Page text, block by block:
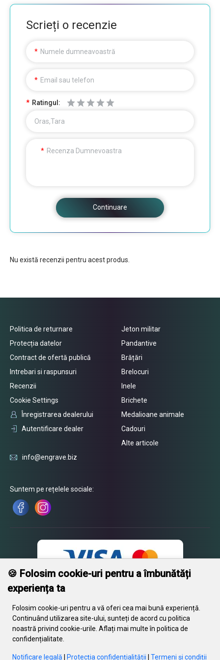
Scrieți o recenzie
Numele dumneavoastră
Email sau telefon
Ratingul:
Oras,Tara
Recenza Dumnevoastra
Continuare
Nu există recenzii pentru acest produs.
Politica de returnare
Protecția datelor
Contract de ofertă publică
Intrebari si raspunsuri
Recenzii
Cookie Settings
Înregistrarea dealerului
Autentificare dealer
Jeton militar
Pandantive
Brățări
Brelocuri
Inele
Brichete
Medalioane animale
Cadouri
Alte articole
info@engrave.biz
Suntem pe rețelele sociale:
© 2026 Engrave. Toate drepturile rezervate. Textul, imaginile, grafica,
fișierele video și aranjamentul acestora sunt protejate de drepturile de
🍪 Folosim cookie-uri pentru a îmbunătăți
experiența ta
Folosim cookie-uri pentru a vă oferi cea mai bună experiență.
Continuând utilizarea site-ului, sunteți de acord cu politica
noastră privind cookie-urile. Aflați mai multe în politica de
confidențialitate.
Notificare legală Protecția confidențialității Termeni și condiții